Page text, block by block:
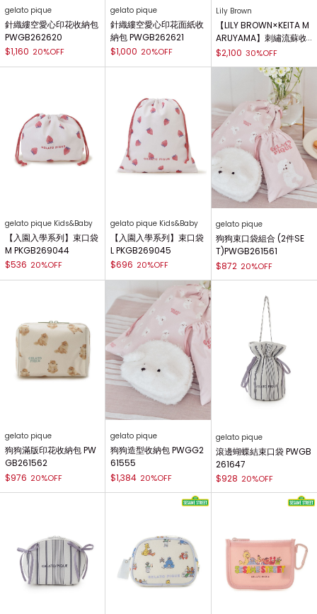
gelato pique
針織縷空愛心印花收納包
PWGB262620
$1,160 20%OFF
gelato pique
針織縷空愛心印花面紙收
納包 PWGB262621
$1,000 20%OFF
Lily Brown
【LILY BROWN×KEITA M
ARUYAMA】刺繡流蘇收
納包 LWGG261354
$2,100 30%OFF
gelato pique Kids&Baby
【入園入學系列】束口袋
M PKGB269044
$536 20%OFF
gelato pique Kids&Baby
【入園入學系列】束口袋
L PKGB269045
$696 20%OFF
gelato pique
狗狗束口袋組合 (2件SE
T)PWGB261561
$872 20%OFF
gelato pique
狗狗滿版印花收納包 PW
GB261562
$976 20%OFF
gelato pique
狗狗造型收納包 PWGG2
61555
$1,384 20%OFF
gelato pique
滾邊蝴蝶結束口袋 PWGB
261647
$928 20%OFF